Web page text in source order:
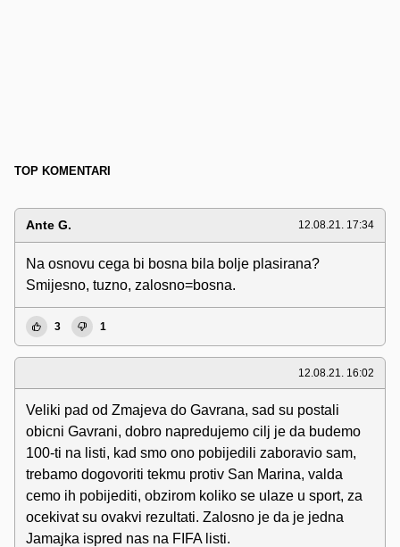
TOP KOMENTARI
Ante G. 12.08.21. 17:34
Na osnovu cega bi bosna bila bolje plasirana?
Smijesno, tuzno, zalosno=bosna.
3 1
12.08.21. 16:02
Veliki pad od Zmajeva do Gavrana, sad su postali
obicni Gavrani, dobro napredujemo cilj je da budemo
100-ti na listi, kad smo ono pobijedili zaboravio sam,
trebamo dogovoriti tekmu protiv San Marina, valda
cemo ih pobijediti, obzirom koliko se ulaze u sport, za
ocekivat su ovakvi rezultati. Zalosno je da je jedna
Jamajka ispred nas na FIFA listi.